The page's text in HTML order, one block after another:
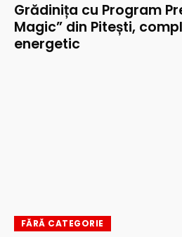
Grădinița cu Program
Magic” din Pitești,
energetic
FĂRĂ CATEGORIE